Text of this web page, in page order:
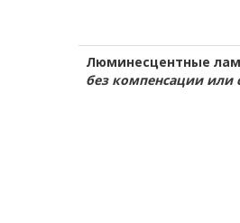
Люминесцентные
без компенсации или